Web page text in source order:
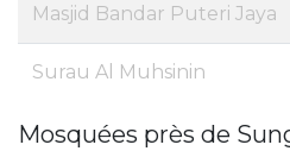
Masjid Bandar Puteri Jaya
Surau Al Muhsinin
Mosquées près de